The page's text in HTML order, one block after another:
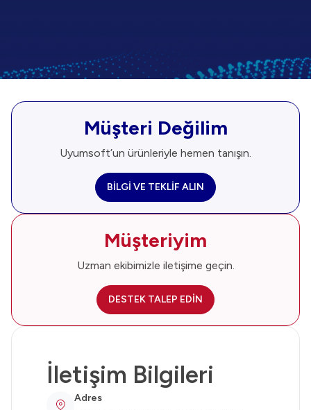
Müşteri Değilim
Uyumsoft’un ürünleriyle hemen tanışın.
BİLGİ VE TEKLİF ALIN
Müşteriyim
Uzman ekibimizle iletişime geçin.
DESTEK TALEP EDİN
İletişim Bilgileri
Adres